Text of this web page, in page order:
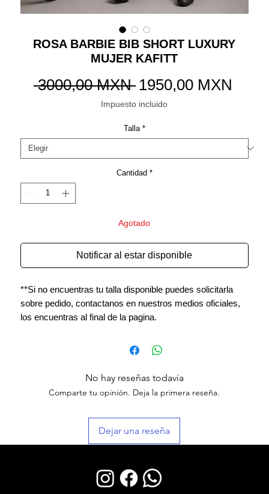
ROSA BARBIE BIB SHORT LUXURY
MUJER KAFITT
3000,00 MXN Precio
1950,00 MXN
Impuesto incluido
Talla *
Cantidad *
Agotado
Notificar al estar disponible
**Si no encuentras tu talla disponible puedes solicitarla
sobre pedido, contactanos en nuestros medios oficiales,
los encuentras al final de la pagina.
No hay reseñas todavía
Comparte tu opinión. Deja la primera reseña.
Dejar una reseña